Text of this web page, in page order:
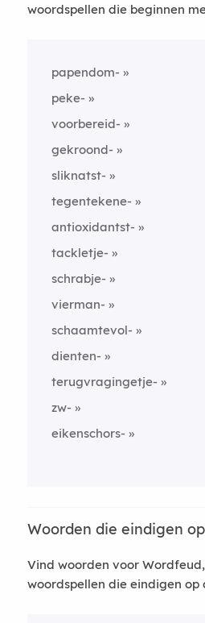
woordspellen die beginnen
papendom-
peke-
voorbereid-
gekroond-
sliknatst-
tegentekene-
antioxidantst-
tackletje-
schrabje-
vierman-
schaamtevol-
dienten-
terugvragingetje-
zw-
eikenschors-
Woorden die eindigen op
Vind woorden voor
woordspellen die eindigen op